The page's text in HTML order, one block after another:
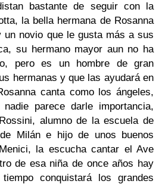
bastante de seguir con la
la bella hermana de Rosanna
un novio que le gusta más a sus
su hermano mayor aun no ha
pero es un hombre de gran
hermanas y que las ayudará en
canta como los ángeles,
parece darle importancia,
alumno de la escuela de
Milán e hijo de unos buenos
la escucha cantar el Ave
de esa niña de once años hay
conquistará los grandes